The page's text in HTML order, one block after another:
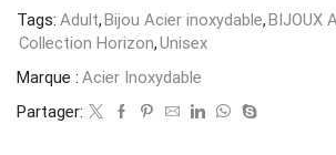
Tags: Adult,Bijou Acier inoxydable,BIJOUX
Collection Horizon,Unisex
Marque : Acier Inoxydable
Partager: